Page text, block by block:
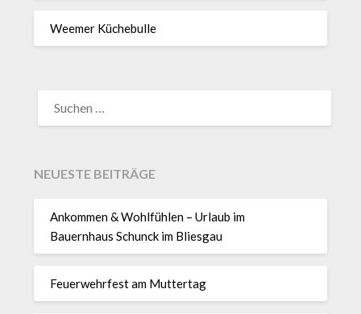
Weemer Küchebulle
NACH:
NEUESTE BEITRÄGE
Ankommen & Wohlfühlen – Urlaub im
Bauernhaus Schunck im Bliesgau
Feuerwehrfest am Muttertag